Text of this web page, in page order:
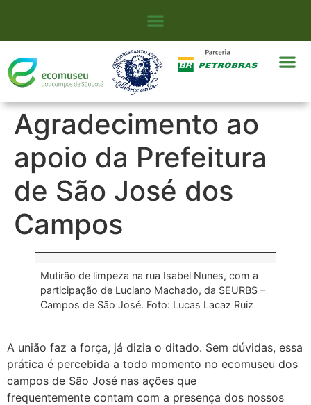
Agradecimento ao
apoio da Prefeitura
de São José dos
Campos
Mutirão de limpeza na rua Isabel Nunes, com a
participação de Luciano Machado, da SEURBS –
Campos de São José. Foto: Lucas Lacaz Ruiz
A união faz a força, já dizia o ditado. Sem dúvidas, essa
prática é percebida a todo momento no ecomuseu dos
campos de São José nas ações que
frequentemente contam com a presença dos nossos